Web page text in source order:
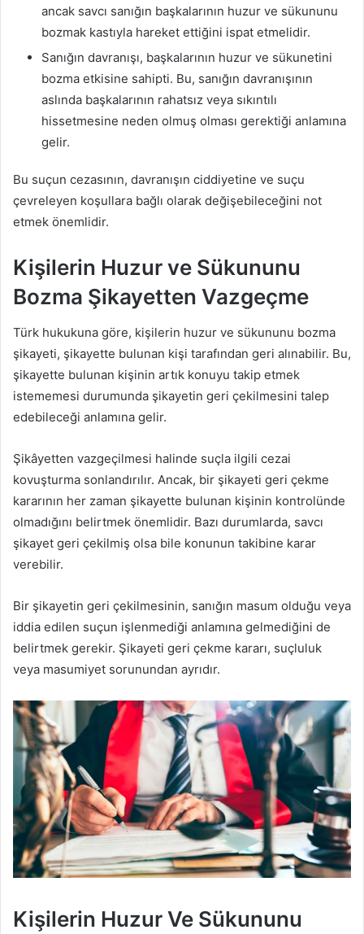
ancak savcı sanığın başkalarının huzur ve sükununu
bozmak kastıyla hareket ettiğini ispat etmelidir.
Sanığın davranışı, başkalarının huzur ve sükunetini
bozma etkisine sahipti. Bu, sanığın davranışının
aslında başkalarının rahatsız veya sıkıntılı
hissetmesine neden olmuş olması gerektiği anlamına
gelir.
Bu suçun cezasının, davranışın ciddiyetine ve suçu
çevreleyen koşullara bağlı olarak değişebileceğini not
etmek önemlidir.
Kişilerin Huzur ve Sükununu
Bozma Şikayetten Vazgeçme
Türk hukukuna göre, kişilerin huzur ve sükununu bozma
şikayeti, şikayette bulunan kişi tarafından geri alınabilir. Bu,
şikayette bulunan kişinin artık konuyu takip etmek
istememesi durumunda şikayetin geri çekilmesini talep
edebileceği anlamına gelir.
Şikâyetten vazgeçilmesi halinde suçla ilgili cezai
kovuşturma sonlandırılır. Ancak, bir şikayeti geri çekme
kararının her zaman şikayette bulunan kişinin kontrolünde
olmadığını belirtmek önemlidir. Bazı durumlarda, savcı
şikayet geri çekilmiş olsa bile konunun takibine karar
verebilir.
Bir şikayetin geri çekilmesinin, sanığın masum olduğu veya
iddia edilen suçun işlenmediği anlamına gelmediğini de
belirtmek gerekir. Şikayeti geri çekme kararı, suçluluk
veya masumiyet sorunundan ayrıdır.
Kişilerin Huzur Ve Sükununu